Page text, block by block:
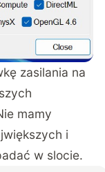
zasilania na
mamy
i
w slocie.